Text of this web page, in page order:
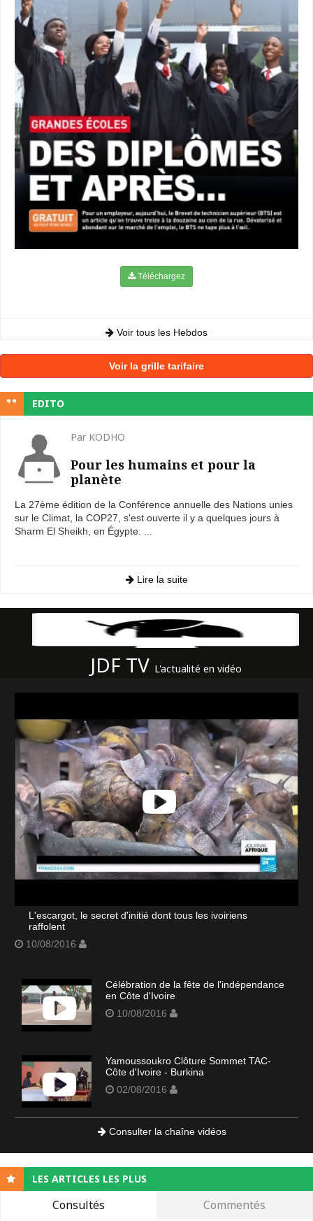
Téléchargez
Voir tous les Hebdos
Voir la grille tarifaire
EDITO
Par KODHO
Pour les humains et pour la
planète
La 27ème édition de la Conférence annuelle des Nations unies
sur le Climat, la COP27, s'est ouverte il y a quelques jours à
Sharm El Sheikh, en Égypte. ...
Lire la suite
JDF TV L'actualité en vidéo
L'escargot, le secret d'initié dont tous les ivoiriens
raffolent
10/08/2016
Célébration de la fête de l'indépendance
en Côte d'Ivoire
10/08/2016
Yamoussoukro Clôture Sommet TAC-
Côte d'Ivoire - Burkina
02/08/2016
Consulter la chaîne vidéos
LES ARTICLES LES PLUS
Consultés Commentés